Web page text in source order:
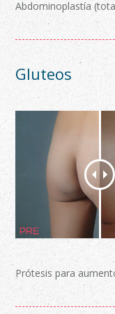
Abdominoplastía
Gluteos
Prótesis para